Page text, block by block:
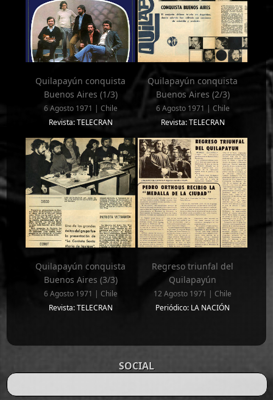
Quilapayún conquista
Buenos Aires (1/3)
6 Agosto 1971 | Chile
Revista: TELECRAN
Quilapayún conquista
Buenos Aires (2/3)
6 Agosto 1971 | Chile
Revista: TELECRAN
Quilapayún conquista
Buenos Aires (3/3)
6 Agosto 1971 | Chile
Revista: TELECRAN
Regreso triunfal del
Quilapayún
12 Agosto 1971 | Chile
Periódico: LA NACIÓN
SOCIAL